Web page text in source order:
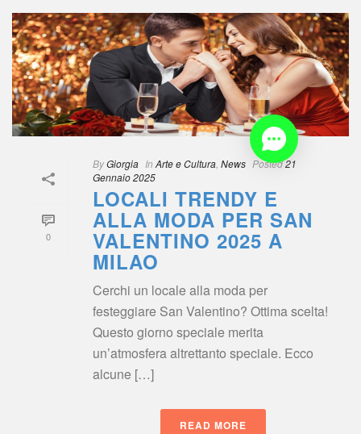
0
ByGiorgia In Arte e Cultura New Posted21
Gennaio 2025
LOCALI TRENDY E
ALLA MODA PER SAN
VALENTINO 2025 A
MILAO
Cerchi un locale alla moda per
festeggiare San Valentino? Ottima scelta!
Questo giorno speciale merita
un’atmosfera altrettanto speciale. Ecco
alcune […]
READ MORE